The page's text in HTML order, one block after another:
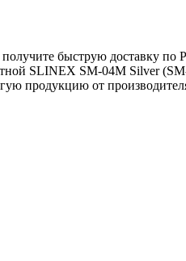
получите быструю доставку
SLINEX SM-04M Silver
продукцию от